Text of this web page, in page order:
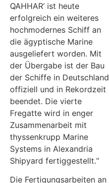
QAHHAR‘ ist heute
erfolgreich ein weiteres
hochmodernes Schiff an
die ägyptische Marine
ausgeliefert worden. Mit
der Übergabe ist der Bau
der Schiffe in Deutschland
offiziell und in Rekordzeit
beendet. Die vierte
Fregatte wird in enger
Zusammenarbeit mit
thyssenkrupp Marine
Systems in Alexandria
Shipyard fertiggestellt.“
Die Fertigungsarbeiten an